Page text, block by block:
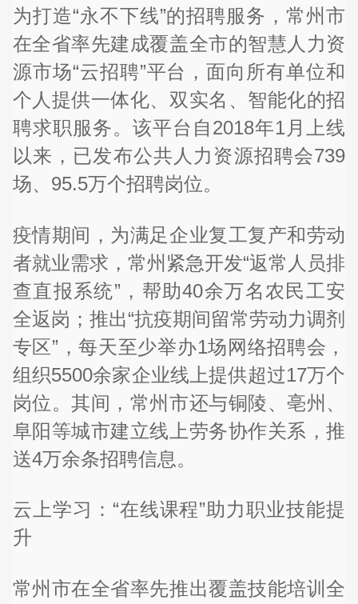
为打造“永不下线”的招聘服务，常州市
在全省率先建成覆盖全市的智慧人力资
源市场“云招聘”平台，面向所有单位和
个人提供一体化、双实名、智能化的招
聘求职服务。该平台自2018年1月上线
以来，已发布公共人力资源招聘会739
场、95.5万个招聘岗位。
疫情期间，为满足企业复工复产和劳动
者就业需求，常州紧急开发“返常人员排
查直报系统”，帮助40余万名农民工安
全返岗；推出“抗疫期间留常劳动力调剂
专区”，每天至少举办1场网络招聘会，
组织5500余家企业线上提供超过17万个
岗位。其间，常州市还与铜陵、亳州、
阜阳等城市建立线上劳务协作关系，推
送4万余条招聘信息。
云上学习：“在线课程”助力职业技能提
升
常州市在全省率先推出覆盖技能培训全